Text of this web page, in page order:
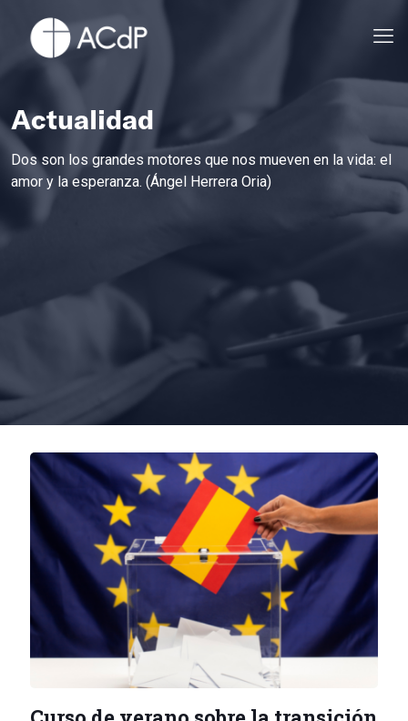
Actualidad
Dos son los grandes motores que nos mueven en la vida: el
amor y la esperanza. (Ángel Herrera Oria)